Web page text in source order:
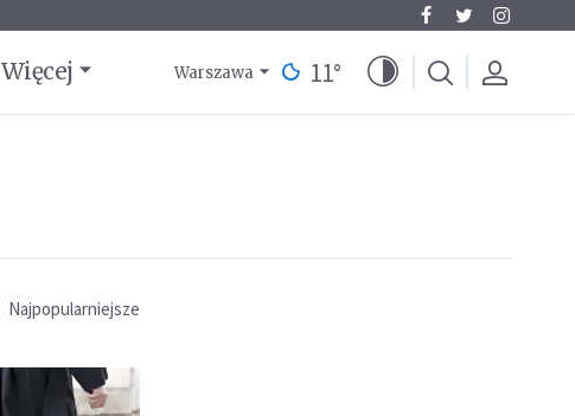
Więcej Warszawa 11°
Najpopularniejsze